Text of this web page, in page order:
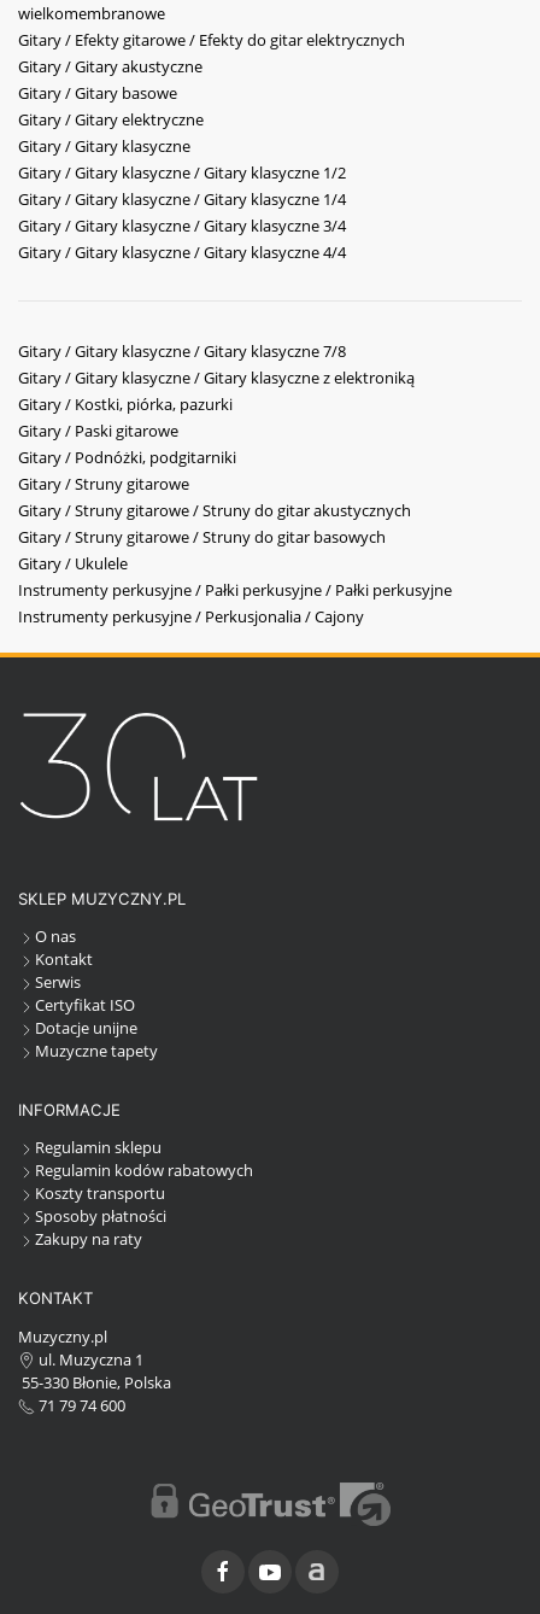
wielkomembranowe
Gitary / Efekty gitarowe / Efekty do gitar elektrycznych
Gitary / Gitary akustyczne
Gitary / Gitary basowe
Gitary / Gitary elektryczne
Gitary / Gitary klasyczne
Gitary / Gitary klasyczne / Gitary klasyczne 1/2
Gitary / Gitary klasyczne / Gitary klasyczne 1/4
Gitary / Gitary klasyczne / Gitary klasyczne 3/4
Gitary / Gitary klasyczne / Gitary klasyczne 4/4
Gitary / Gitary klasyczne / Gitary klasyczne 7/8
Gitary / Gitary klasyczne / Gitary klasyczne z elektroniką
Gitary / Kostki, piórka, pazurki
Gitary / Paski gitarowe
Gitary / Podnóżki, podgitarniki
Gitary / Struny gitarowe
Gitary / Struny gitarowe / Struny do gitar akustycznych
Gitary / Struny gitarowe / Struny do gitar basowych
Gitary / Ukulele
Instrumenty perkusyjne / Pałki perkusyjne / Pałki perkusyjne
Instrumenty perkusyjne / Perkusjonalia / Cajony
SKLEP MUZYCZNY.PL
O nas
Kontakt
Serwis
Certyfikat ISO
Dotacje unijne
Muzyczne tapety
INFORMACJE
Regulamin sklepu
Regulamin kodów rabatowych
Koszty transportu
Sposoby płatności
Zakupy na raty
KONTAKT
Muzyczny.pl
ul. Muzyczna 1
55-330 Błonie, Polska
71 79 74 600